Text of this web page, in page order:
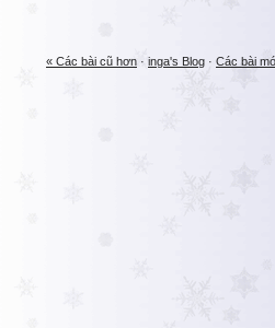
« Các bài cũ hơn · inga's Blog · Các bài